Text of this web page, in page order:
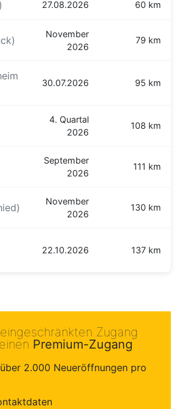
27.08.2026 60 km
November
2026
79 km
30.07.2026 95 km
4. Quartal
2026
108 km
September
2026
111 km
November
2026
130 km
22.10.2026 137 km
Zugang
Premium-Zugang
2.000 Neueröffnungen pro